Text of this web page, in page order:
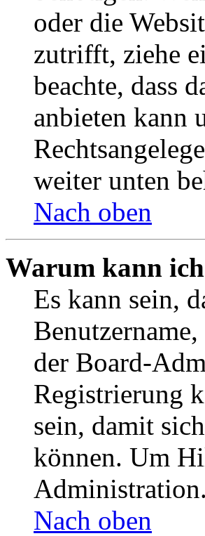
oder die
zutrifft, ziehe
beachte, dass
anbieten kann
weiter unten
Nach oben
Warum kann
Es kann sein,
der Board-
Registrierung
sein, damit
können. Um
Administration.
Nach oben